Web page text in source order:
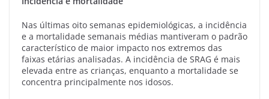
Nas últimas oito semanas epidemiológicas, a incidência
e a mortalidade semanais médias mantiveram o padrão
característico de maior impacto nos extremos das
faixas etárias analisadas. A incidência de SRAG é mais
elevada entre as crianças, enquanto a mortalidade se
concentra principalmente nos idosos.